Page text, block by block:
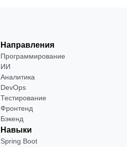
Направления
Программирование
ИИ
Аналитика
DevOps
Тестирование
Фронтенд
Бэкенд
Навыки
Spring Boot